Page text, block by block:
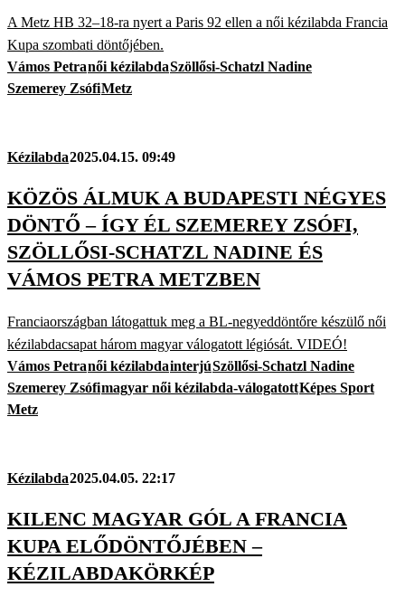
A Metz HB 32–18-ra nyert a Paris 92 ellen a női kézilabda Francia
Kupa szombati döntőjében.
Vámos Petranői kézilabdaSzöllősi-Schatzl Nadine
Szemerey ZsófiMetz
Kézilabda2025.04.15. 09:49
KÖZÖS ÁLMUK A BUDAPESTI NÉGYES
DÖNTŐ – ÍGY ÉL SZEMEREY ZSÓFI,
SZÖLLŐSI-SCHATZL NADINE ÉS
VÁMOS PETRA METZBEN
Franciaországban látogattuk meg a BL-negyeddöntőre készülő női
kézilabdacsapat három magyar válogatott légiósát. VIDEÓ!
Vámos Petranői kézilabdainterjúSzöllősi-Schatzl Nadine
Szemerey Zsófimagyar női kézilabda-válogatottKépes Sport
Metz
Kézilabda2025.04.05. 22:17
KILENC MAGYAR GÓL A FRANCIA
KUPA ELŐDÖNTŐJÉBEN –
KÉZILABDAKÖRKÉP